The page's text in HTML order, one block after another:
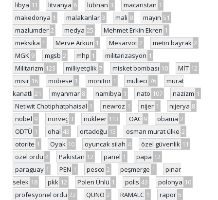
libya 11 litvanya 6 lübnan 3 macaristan 1
makedonya 1 malakanlar 3 mali 8 mayın 51
mazlumder 2 medya 25 Mehmet Erkin Ekren 1
meksika 1 Merve Arkun 1 Mesarvot 2 metin bayrak 2
MGK 9 mgsb 2 mhp 1 militarizasyon 1
Militarizm 123 milliyetçilik 7 misket bombası 10 MİT 12
mısır 16 mobese 1 monitor 1 mülteci 76
murat
kanatlı 21 myanmar 8 namibya 1 nato 107 nazizm 1
Netiwit Chotiphatphaisal 1 newroz 1 nijer 1 nijerya 8
nobel 9 norveç 3 nükleer 113 OAC 9 obama 2
ODTÜ 1 ohal 43 ortadoğu 15 osman murat ülke 2
otorite 1 Oyak 10 oyuncak silah 4 özel güvenlik 11
özel ordu 4 Pakistan 12 panel 1 papa 12
paraguay 1 PEN 1 pesco 2 peşmerge 1
pınar
selek 18 pkk 12 Polen Ünlü 1 polis 43 polonya 10
profesyonel ordu 22 QUNO 2 RAMALC 1 rapor 5